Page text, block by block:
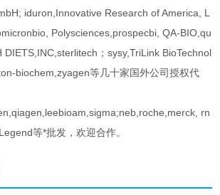
iduron,Innovative Research of America, L
Polysciences,prospecbi, QA-BIO,qu
DIETS,INC,sterlitech；sysy,TriLink BioTechnol
biochem,zyagen等几十家国外公司授权代
rn
等*批发，欢迎合作。